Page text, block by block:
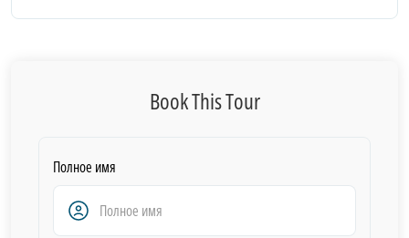
Book This Tour
Полное имя